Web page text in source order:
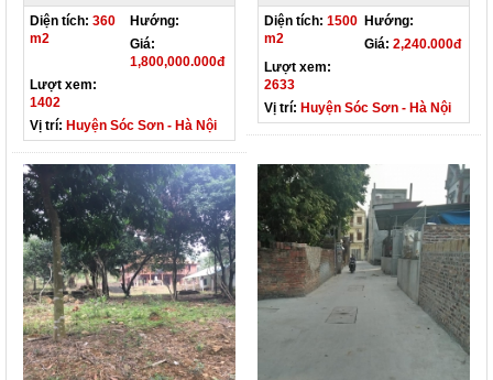
Diện tích: 360
m2
Hướng:
Giá:
1,800,000.000đ
Lượt xem:
1402
Vị trí: Huyện Sóc Sơn - Hà Nội
Diện tích: 1500
m2
Hướng:
Giá: 2,240.000đ
Lượt xem:
2633
Vị trí: Huyện Sóc Sơn - Hà Nội